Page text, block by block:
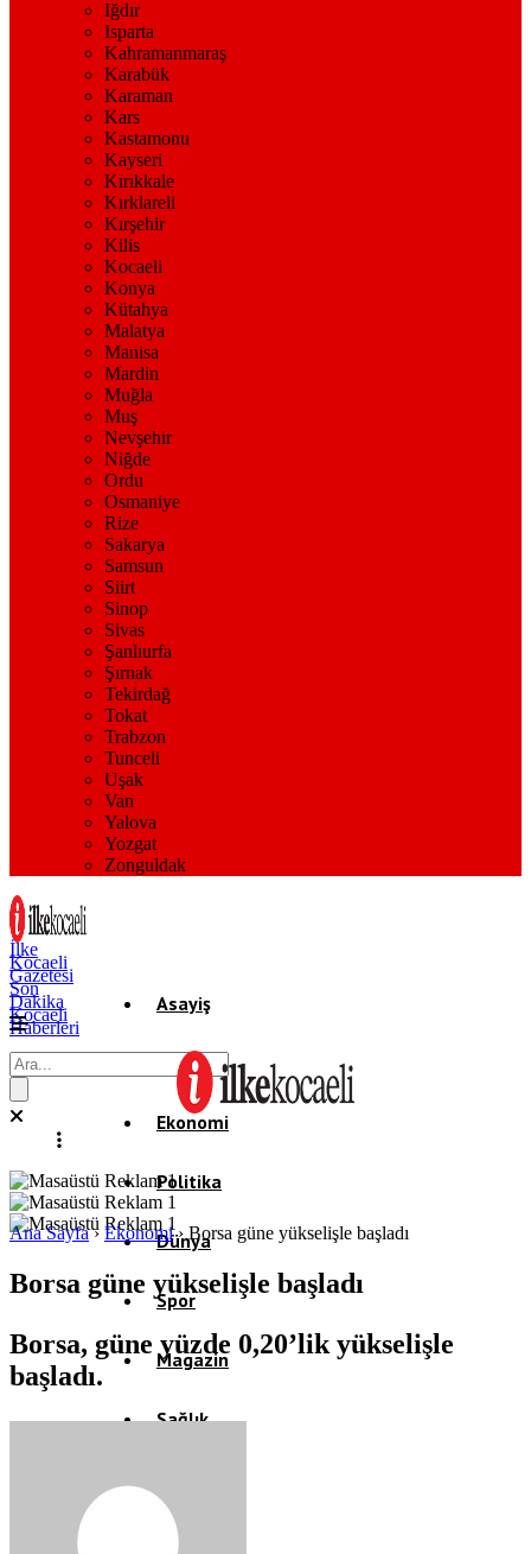
Iğdır
Isparta
Kahramanmaraş
Karabük
Karaman
Kars
Kastamonu
Kayseri
Kırıkkale
Kırklareli
Kırşehir
Kilis
Kocaeli
Konya
Kütahya
Malatya
Manisa
Mardin
Muğla
Muş
Nevşehir
Niğde
Ordu
Osmaniye
Rize
Sakarya
Samsun
Siirt
Sinop
Sivas
Şanlıurfa
Şırnak
Tekirdağ
Tokat
Trabzon
Tunceli
Uşak
Van
Yalova
Yozgat
Zonguldak
İlke
Kocaeli
Gazetesi
Son
Dakika
Kocaeli
Haberleri
Asayiş
Gündem
Ekonomi
Politika
Dünya
Spor
Magazin
Sağlık
Teknoloji
Ana Sayfa› Ekonomi› Borsa güne yükselişle başladı
Borsa güne yükselişle başladı
Borsa, güne yüzde 0,20’lik yükselişle
başladı.